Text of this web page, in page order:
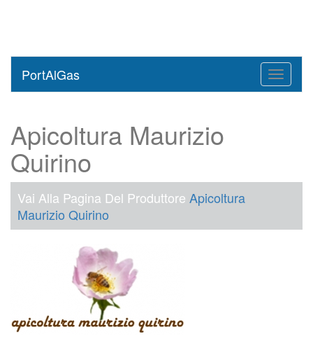
Toggle
PortAlGas
Apicoltura Maurizio
Quirino
Vai Alla Pagina Del Produttore Apicoltura
Maurizio Quirino